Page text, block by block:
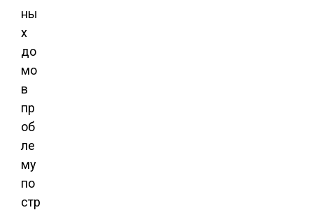
ны
х
до
мо
в
пр
об
ле
му
по
стр